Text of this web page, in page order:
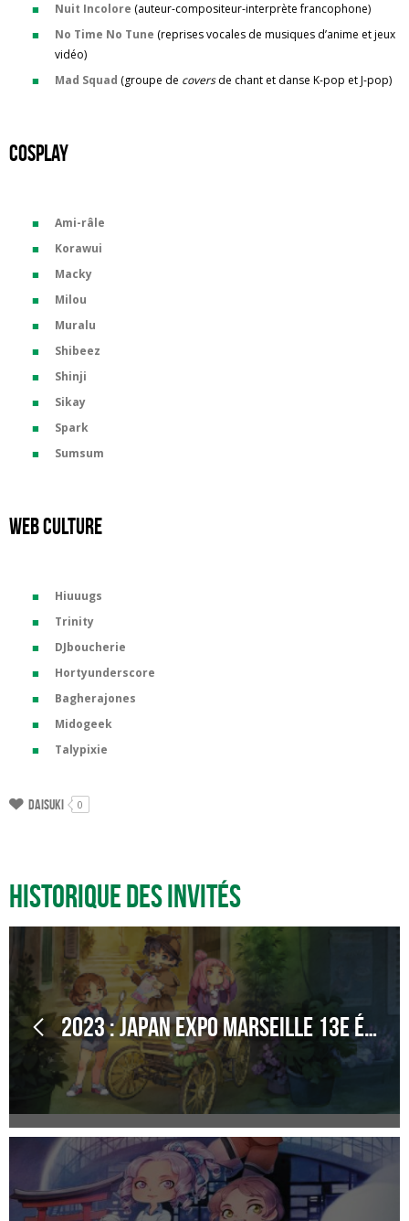
Nuit Incolore (auteur-compositeur-interprète francophone)
No Time No Tune (reprises vocales de musiques d’anime et jeux
vidéo)
Mad Squad (groupe de coversde chant et danse K-pop et J-pop)
Cosplay
Ami-râle
Korawui
Macky
Milou
Muralu
Shibeez
Shinji
Sikay
Spark
Sumsum
Web culture
Hiuuugs
Trinity
DJboucherie
Hortyunderscore
Bagherajones
Midogeek
Talypixie
Daisuki 0
Historique des invités
2023 : Japan Expo Marseille 13e Édition